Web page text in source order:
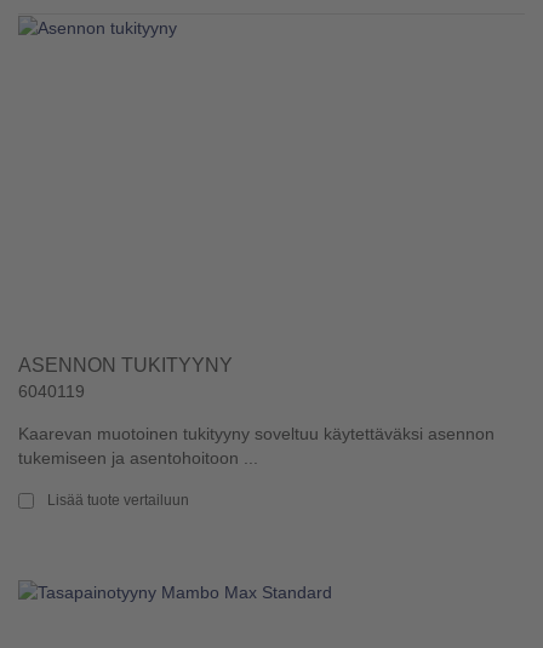
ASENNON TUKITYYNY
6040119
Kaarevan muotoinen tukityyny soveltuu käytettäväksi asennon
tukemiseen ja asentohoitoon ...
Lisää tuote vertailuun